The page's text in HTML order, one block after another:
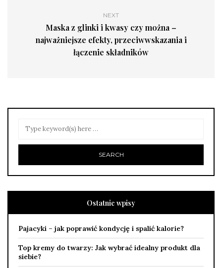
NEXT
Maska z glinki i kwasy czy można –
najważniejsze efekty, przeciwwskazania i
łączenie składników
Ostatnie wpisy
Pajacyki – jak poprawić kondycję i spalić kalorie?
Top kremy do twarzy: Jak wybrać idealny produkt dla
siebie?